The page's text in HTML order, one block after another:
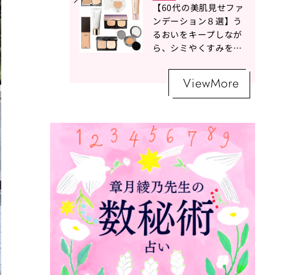
【60代の美肌見せファ
ンデーション８選】う
るおいをキープしなが
ら、シミやくすみをナ
ViewMore